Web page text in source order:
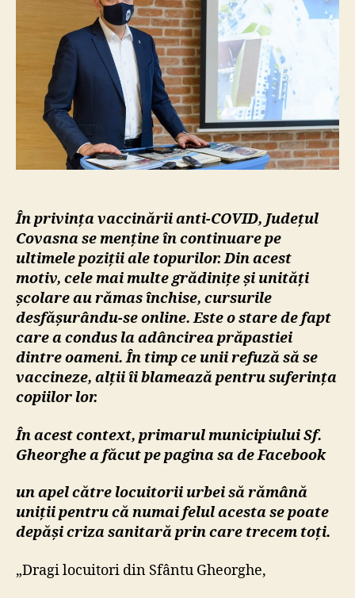
Árpád,
apel
la
unitatea
comunității
locale
În privința vaccinării anti-COVID, Județul
Covasna se menține în continuare pe
ultimele poziții ale topurilor. Din acest
motiv, cele mai multe grădinițe și unități
școlare au rămas închise, cursurile
desfășurându-se online. Este o stare de fapt
care a condus la adâncirea prăpastiei
dintre oameni. În timp ce unii refuză să se
vaccineze, alții îi blamează pentru suferința
copiilor lor.
În acest context, primarul municipiului Sf.
Gheorghe a făcut pe pagina sa de Facebook
un apel către locuitorii urbei să rămână
uniții pentru că numai felul acesta se poate
depăși criza sanitară prin care trecem toți.
„Dragi locuitori din Sfântu Gheorghe,